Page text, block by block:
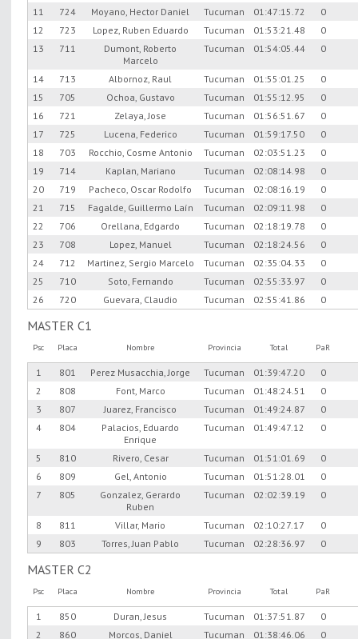
11
724 Moyano, Hector Daniel Tucuman 01:47:15.72
0
12
723 Lopez, Ruben Eduardo Tucuman 01:53:21.48
0
13
711
Dumont, Roberto
Marcelo
Tucuman 01:54:05.44 0
14 713 Albornoz, Raul Tucuman 01:55:01.25
0
15
705 Ochoa, Gustavo Tucuman 01:55:12.95
0
16
721 Zelaya, Jose Tucuman 01:56:51.67
0
17
725 Lucena, Federico Tucuman 01:59:17.50
0
18
703 Rocchio, Cosme Antonio Tucuman 02:03:51.23
0
19
714 Kaplan, Mariano Tucuman 02:08:14.98
0
20
719 Pacheco, Oscar Rodolfo Tucuman 02:08:16.19
0
21
715 Fagalde, Guillermo Laín Tucuman 02:09:11.98
0
22
706 Orellana, Edgardo Tucuman 02:18:19.78
0
23
708 Lopez, Manuel Tucuman 02:18:24.56
0
24
712 Martinez, Sergio Marcelo Tucuman 02:35:04.33
0
25
710 Soto, Fernando Tucuman 02:55:33.97
0
26
720 Guevara, Claudio Tucuman 02:55:41.86 0
MASTER C1
Psc Placa Nombre Provincia Total PaR
1 801 Perez Musacchia, Jorge Tucuman 01:39:47.20
0
2
808 Font, Marco Tucuman 01:48:24.51
0
3
807 Juarez, Francisco Tucuman 01:49:24.87
0
4
804
Palacios, Eduardo
Enrique
Tucuman 01:49:47.12 0
5 810 Rivero, Cesar Tucuman 01:51:01.69
0
6
809 Gel, Antonio Tucuman 01:51:28.01
0
7
805
Gonzalez, Gerardo
Ruben
Tucuman 02:02:39.19 0
8 811 Villar, Mario Tucuman 02:10:27.17
0
9
803 Torres, Juan Pablo Tucuman 02:28:36.97 0
MASTER C2
Psc Placa Nombre Provincia Total PaR
1 850 Duran, Jesus Tucuman 01:37:51.87
0
2
860 Morcos, Daniel Tucuman 01:38:46.06 0